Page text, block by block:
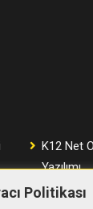
Politikası
K12 Net
Yazılımı